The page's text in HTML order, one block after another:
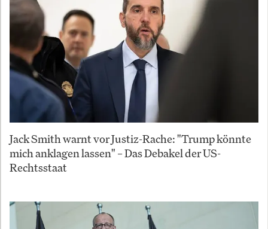
Jack Smith warnt vor Justiz-Rache: "Trump könnte
mich anklagen lassen" – Das Debakel der US-
Rechtsstaat